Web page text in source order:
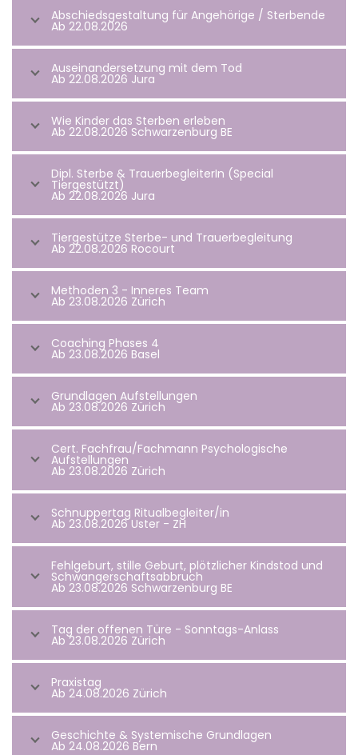
Abschiedsgestaltung für Angehörige / Sterbende
Ab 22.08.2026
Auseinandersetzung mit dem Tod
Ab 22.08.2026 Jura
Wie Kinder das Sterben erleben
Ab 22.08.2026 Schwarzenburg BE
Dipl. Sterbe & TrauerbegleiterIn (Special
Tiergestützt)
Ab 22.08.2026 Jura
Tiergestütze Sterbe- und Trauerbegleitung
Ab 22.08.2026 Rocourt
Methoden 3 - Inneres Team
Ab 23.08.2026 Zürich
Coaching Phases 4
Ab 23.08.2026 Basel
Grundlagen Aufstellungen
Ab 23.08.2026 Zürich
Cert. Fachfrau/Fachmann Psychologische
Aufstellungen
Ab 23.08.2026 Zürich
Schnuppertag Ritualbegleiter/in
Ab 23.08.2026 Uster - ZH
Fehlgeburt, stille Geburt, plötzlicher Kindstod und
Schwangerschaftsabbruch
Ab 23.08.2026 Schwarzenburg BE
Tag der offenen Türe - Sonntags-Anlass
Ab 23.08.2026 Zürich
Praxistag
Ab 24.08.2026 Zürich
Geschichte & Systemische Grundlagen
Ab 24.08.2026 Bern